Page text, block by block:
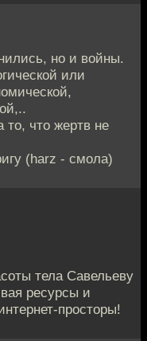
но и войны.
или
то, что жертв не
(harz - смола)
тела Савельеву
ресурсы и
просторы!